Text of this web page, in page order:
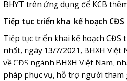
BHYT trên ứng dụng để KCB
Tiếp tục triển khai kế hoạch
Tiếp tục triển khai kế hoạch CĐS
nhất, ngày 13/7/2021, BHXH Việt
về CĐS ngành BHXH Việt Nam,
pháp phục vụ, hỗ trợ người tham